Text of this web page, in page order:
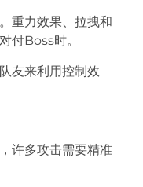
重力效果、拉拽和
付Boss时。
友来利用控制效
许多攻击需要精准